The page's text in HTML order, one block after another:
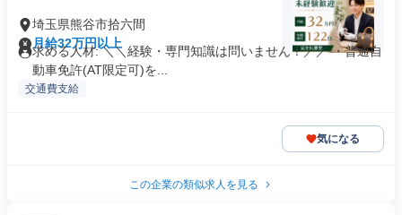
埼玉県熊谷市拾六間
月給32万円以上
求める人材: ＼＼経験・専門知識は問いません！／／ ・普通自
動車免許(AT限定可)を...
交通費支給
気になる
この企業の類似求人を見る